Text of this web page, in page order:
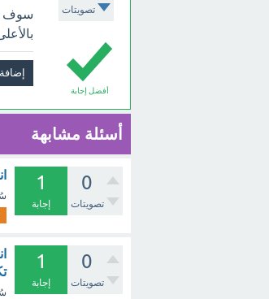
تصويتات
أفضل إجابة
سوف
أسئلة مشابهة
0
تصويتات
1
إجابة
0
تصويتات
1
إجابة